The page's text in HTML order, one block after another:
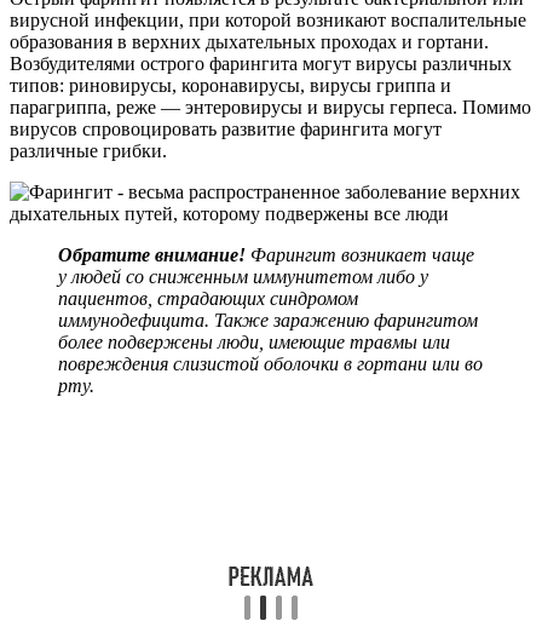
вирусной инфекции, при которой возникают воспалительные
образования в верхних дыхательных проходах и гортани.
Возбудителями острого фарингита могут вирусы различных
типов: риновирусы, коронавирусы, вирусы гриппа и
парагриппа, реже — энтеровирусы и вирусы герпеса. Помимо
вирусов спровоцировать развитие фарингита могут
различные грибки.
Обратите внимание! Фарингит возникает чаще
у людей со сниженным иммунитетом либо у
пациентов, страдающих синдромом
иммунодефицита. Также заражению фарингитом
более подвержены люди, имеющие травмы или
повреждения слизистой оболочки в гортани или во
рту.